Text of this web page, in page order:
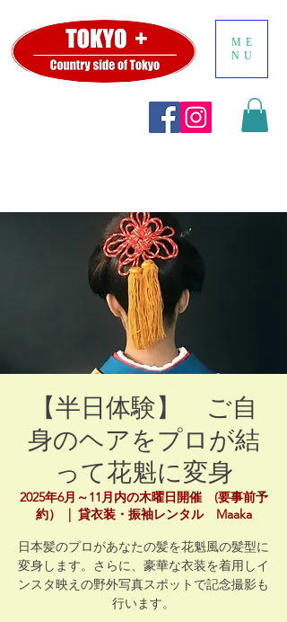
ME
NU
【半日体験】 ご自
身のヘアをプロが結
って花魁に変身
2025年6月～11月内の木曜日開催 (要事前予
約）
  |
貸衣装・振袖レンタル Maaka
日本髪のプロがあなたの髪を花魁風の髪型に
変身します。さらに、豪華な衣装を着用しイ
ンスタ映えの野外写真スポットで記念撮影も
行います。